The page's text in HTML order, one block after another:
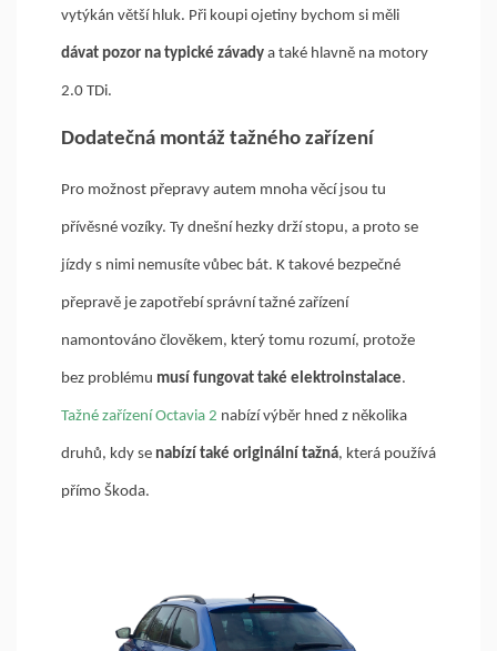
vytýkán větší hluk. Při koupi ojetiny bychom si měli
dávat pozor na typické závady a také hlavně na motory
2.0 TDi.
Dodatečná montáž tažného zařízení
Pro možnost přepravy autem mnoha věcí jsou tu
přívěsné vozíky. Ty dnešní hezky drží stopu, a proto se
jízdy s nimi nemusíte vůbec bát. K takové bezpečné
přepravě je zapotřebí správní tažné zařízení
namontováno člověkem, který tomu rozumí, protože
bez problému musí fungovat také elektroinstalace.
Tažné zařízení Octavia 2 nabízí výběr hned z několika
druhů, kdy se nabízí také originální tažná, která používá
přímo Škoda.